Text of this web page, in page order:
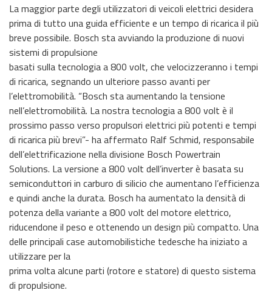
La maggior parte degli utilizzatori di veicoli elettrici desidera
prima di tutto una guida efficiente e un tempo di ricarica il più
breve possibile. Bosch sta avviando la produzione di nuovi
sistemi di propulsione
basati sulla tecnologia a 800 volt, che velocizzeranno i tempi
di ricarica, segnando un ulteriore passo avanti per
l’elettromobilità. “Bosch sta aumentando la tensione
nell’elettromobilità. La nostra tecnologia a 800 volt è il
prossimo passo verso propulsori elettrici più potenti e tempi
di ricarica più brevi”- ha affermato Ralf Schmid, responsabile
dell’elettrificazione nella divisione Bosch Powertrain
Solutions. La versione a 800 volt dell’inverter è basata su
semiconduttori in carburo di silicio che aumentano l’efficienza
e quindi anche la durata. Bosch ha aumentato la densità di
potenza della variante a 800 volt del motore elettrico,
riducendone il peso e ottenendo un design più compatto. Una
delle principali case automobilistiche tedesche ha iniziato a
utilizzare per la
prima volta alcune parti (rotore e statore) di questo sistema
di propulsione.